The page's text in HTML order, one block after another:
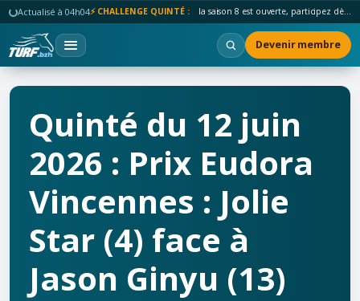
Actualisé à 04h04⚡ CHALLENGE QUINTÉ : la saison 8 est ouverte, participez dès maintenant !
Devenir membre
Quinté du 12 juin
2026 : Prix Eudora
Vincennes : Jolie
Star (4) face à
Jason Ginyu (13)